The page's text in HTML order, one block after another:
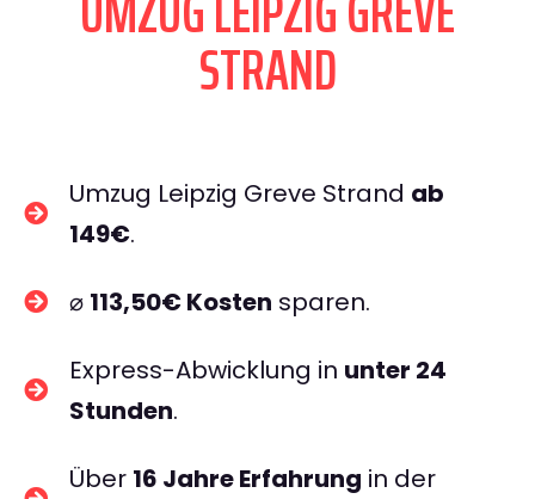
STRAND
Umzug Leipzig Greve Strand ab
149€.
⌀ 113,50€ Kosten sparen.
Express-Abwicklung in unter 24
Stunden.
Über 16 Jahre Erfahrung in der